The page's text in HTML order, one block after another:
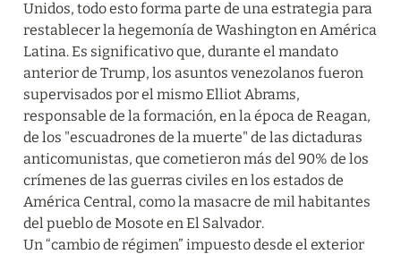
Unidos, todo esto forma parte de una estrategia para
restablecer la hegemonía de Washington en América
Latina. Es significativo que, durante el mandato
anterior de Trump, los asuntos venezolanos fueron
supervisados por el mismo Elliot Abrams,
responsable de la formación, en la época de Reagan,
de los "escuadrones de la muerte" de las dictaduras
anticomunistas, que cometieron más del 90% de los
crímenes de las guerras civiles en los estados de
América Central, como la masacre de mil habitantes
del pueblo de Mosote en El Salvador.
Un “cambio de régimen” impuesto desde el exterior